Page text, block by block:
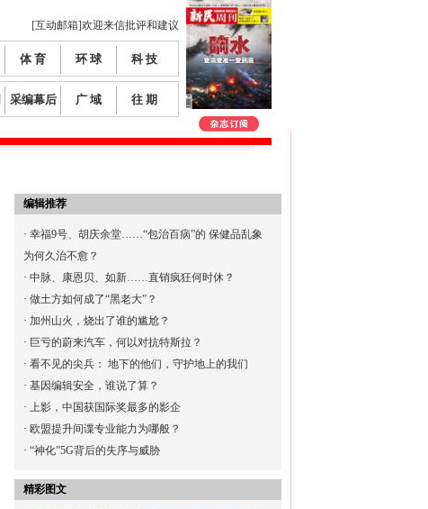
[互动邮箱]欢迎来信批评和建议
体 育 环 球 科 技
采编幕后 广 域 往 期
编辑推荐
· 幸福9号、胡庆余堂……“包治百病”的 保健品乱象
为何久治不愈？
· 中脉、康恩贝、如新……直销疯狂何时休？
· 做土方如何成了“黑老大”？
· 加州山火，烧出了谁的尴尬？
· 巨亏的蔚来汽车，何以对抗特斯拉？
· 看不见的尖兵： 地下的他们，守护地上的我们
· 基因编辑安全，谁说了算？
· 上影，中国获国际奖最多的影企
· 欧盟提升间谍专业能力为哪般？
· “神化”5G背后的失序与威胁
精彩图文